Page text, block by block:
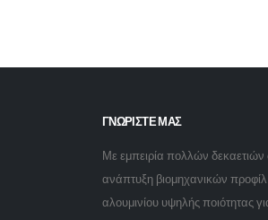
ΓΝΩΡΙΣΤΕ ΜΑΣ
Με εμπειρία πολλών δεκαετιών
ανάπτυξη βιομηχανικών
αλουμινίου υψηλής ποιότητας